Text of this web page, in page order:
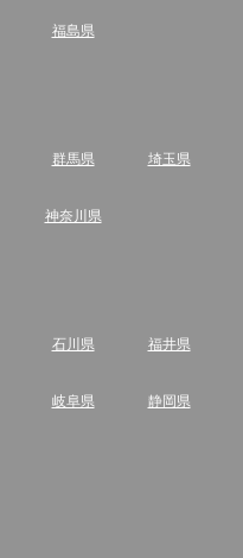
福島県
群馬県 埼玉県
神奈川県
石川県 福井県
岐阜県 静岡県